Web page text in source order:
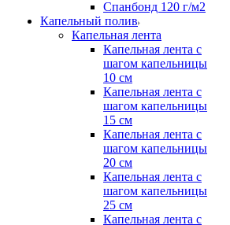
Спанбонд 120 г/м2
Капельный полив
Капельная лента
Капельная лента с
шагом капельницы
10 см
Капельная лента с
шагом капельницы
15 см
Капельная лента с
шагом капельницы
20 см
Капельная лента с
шагом капельницы
25 см
Капельная лента с